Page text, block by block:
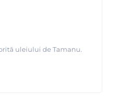
uleiului de Tamanu.